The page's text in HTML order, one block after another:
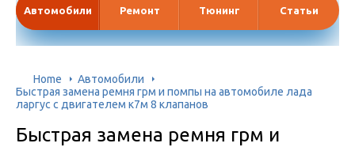
Автомобили Ремонт Тюнинг Статьи
Home
Автомобили
Быстрая замена ремня грм и помпы на автомобиле лада
ларгус с двигателем к7м 8 клапанов
Быстрая замена ремня грм и